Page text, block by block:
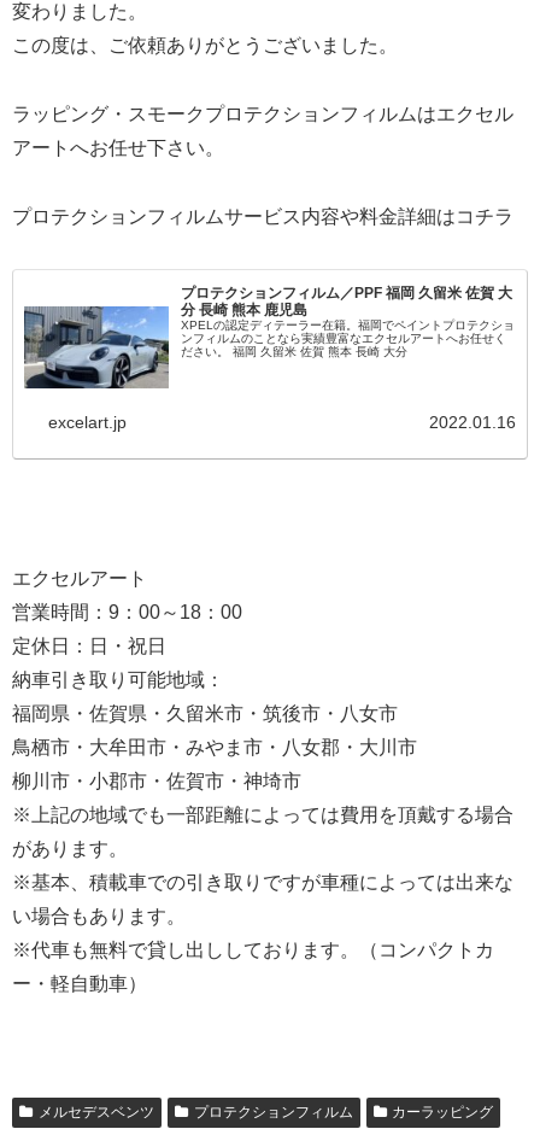
変わりました。
この度は、ご依頼ありがとうございました。
ラッピング・スモークプロテクションフィルムはエクセル
アートへお任せ下さい。
プロテクションフィルムサービス内容や料金詳細はコチラ
プロテクションフィルム／PPF 福岡 久留米 佐賀 大
分 長崎 熊本 鹿児島
XPELの認定ディテーラー在籍。福岡でペイントプロテクショ
ンフィルムのことなら実績豊富なエクセルアートへお任せく
ださい。 福岡 久留米 佐賀 熊本 長崎 大分
excelart.jp 2022.01.16
エクセルアート
営業時間：9：00～18：00
定休日：日・祝日
納車引き取り可能地域：
福岡県・佐賀県・久留米市・筑後市・八女市
鳥栖市・大牟田市・みやま市・八女郡・大川市
柳川市・小郡市・佐賀市・神埼市
※上記の地域でも一部距離によっては費用を頂戴する場合
があります。
※基本、積載車での引き取りですが車種によっては出来な
い場合もあります。
※代車も無料で貸し出ししております。（コンパクトカ
ー・軽自動車）
メルセデスベンツ プロテクションフィルム
カーラッピング